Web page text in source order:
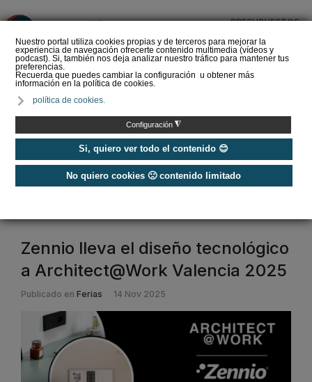
Nuestro portal utiliza cookies propias y de terceros para mejorar la
experiencia de navegación ofrecerte contenido multimedia (vídeos y
podcast). Si, también nos deja analizar nuestro tráfico para mantener tus
preferencias.
Recuerda que puedes cambiar la configuración u obtener más
información en la política de cookies.
política de cookies.
Configuración ◮
Si, quiero ver todo el contenido 😊
No quiero cookies 🙁 contenido limitado
PRESUPUESTOS
del Amperio (Episodio 3)
Etiquetas / ferias de instalaciones
Zennio lleva el diseño tecnológico
a Architect@Work Valencia 2025
Publicado en Ferias 14 Nov 2025